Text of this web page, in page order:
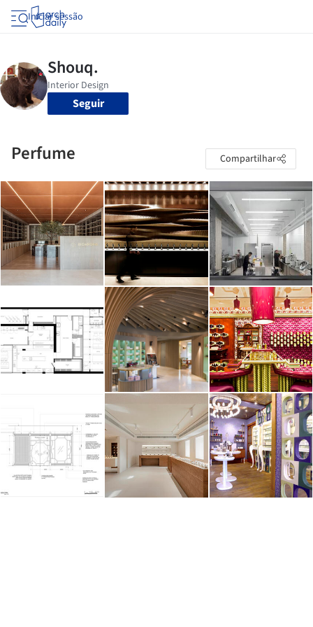
Iniciar sessão
Seguir
Perfume Compartilhar